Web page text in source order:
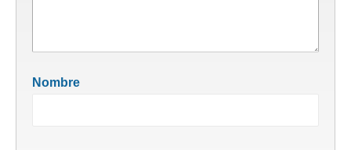
Nombre